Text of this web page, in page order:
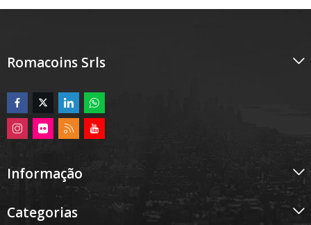
Romacoins Srls
Informação
Categorias